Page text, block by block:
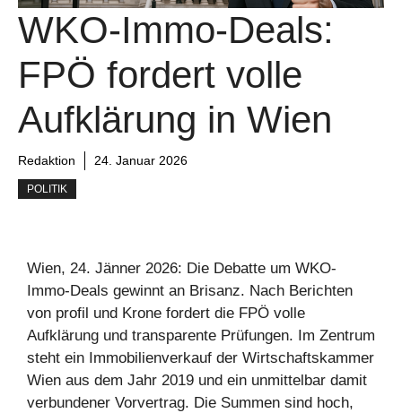
WKO-Immo-Deals:
FPÖ fordert volle
Aufklärung in Wien
Redaktion 24. Januar 2026
POLITIK
Wien, 24. Jänner 2026: Die Debatte um WKO-
Immo-Deals gewinnt an Brisanz. Nach Berichten
von profil und Krone fordert die FPÖ volle
Aufklärung und transparente Prüfungen. Im Zentrum
steht ein Immobilienverkauf der Wirtschaftskammer
Wien aus dem Jahr 2019 und ein unmittelbar damit
verbundener Vorvertrag. Die Summen sind hoch,